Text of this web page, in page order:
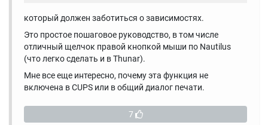
который должен заботиться о зависимостях.
Это простое пошаговое руководство, в том числе
отличный щелчок правой кнопкой мыши по Nautilus
(что легко сделать и в Thunar).
Мне все еще интересно, почему эта функция не
включена в CUPS или в общий диалог печати.
7